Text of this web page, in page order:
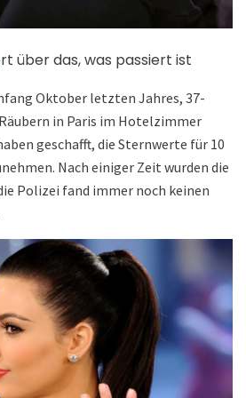
über das, was passiert ist
Oktober letzten Jahres, 37-
in Paris im Hotelzimmer
geschafft, die Sternwerte für 10
Nach einiger Zeit wurden die
Polizei fand immer noch keinen